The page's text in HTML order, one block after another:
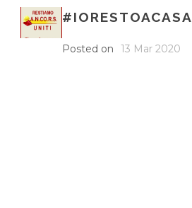
#IORESTOACASA
Posted on 13 Mar 2020